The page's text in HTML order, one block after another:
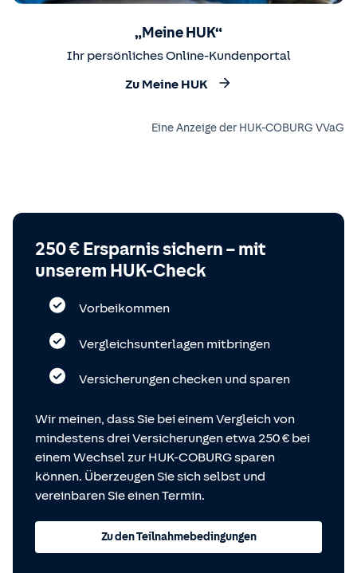
„Meine HUK“
Ihr persönliches Online-Kundenportal
Zu Meine HUK
Eine Anzeige der HUK-COBURG VVaG
250 € Ersparnis sichern – mit
unserem HUK-Check
Vorbeikommen
Vergleichsunterlagen mitbringen
Versicherungen checken und sparen
Wir meinen, dass Sie bei einem Vergleich von
mindestens drei Versicherungen etwa 250 € bei
einem Wechsel zur HUK-COBURG sparen
können. Überzeugen Sie sich selbst und
vereinbaren Sie einen Termin.
Zu den Teilnahmebedingungen